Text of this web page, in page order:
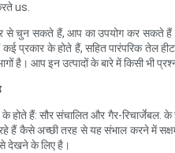
us.
से चुन सकते हैं, आप का उपयोग कर सकते
कई प्रकार के होते हैं, सहित पारंपरिक
है। आप इन उत्पादों के बारे में किसी भी
होते हैं: सौर संचालित और गैर-रिचार्जेबल.
हैं कैसे अच्छी तरह से यह संभाल करने में
से देखने के लिए है।